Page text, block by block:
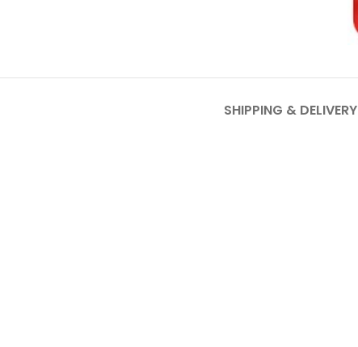
SHIPPING & DELIVERY